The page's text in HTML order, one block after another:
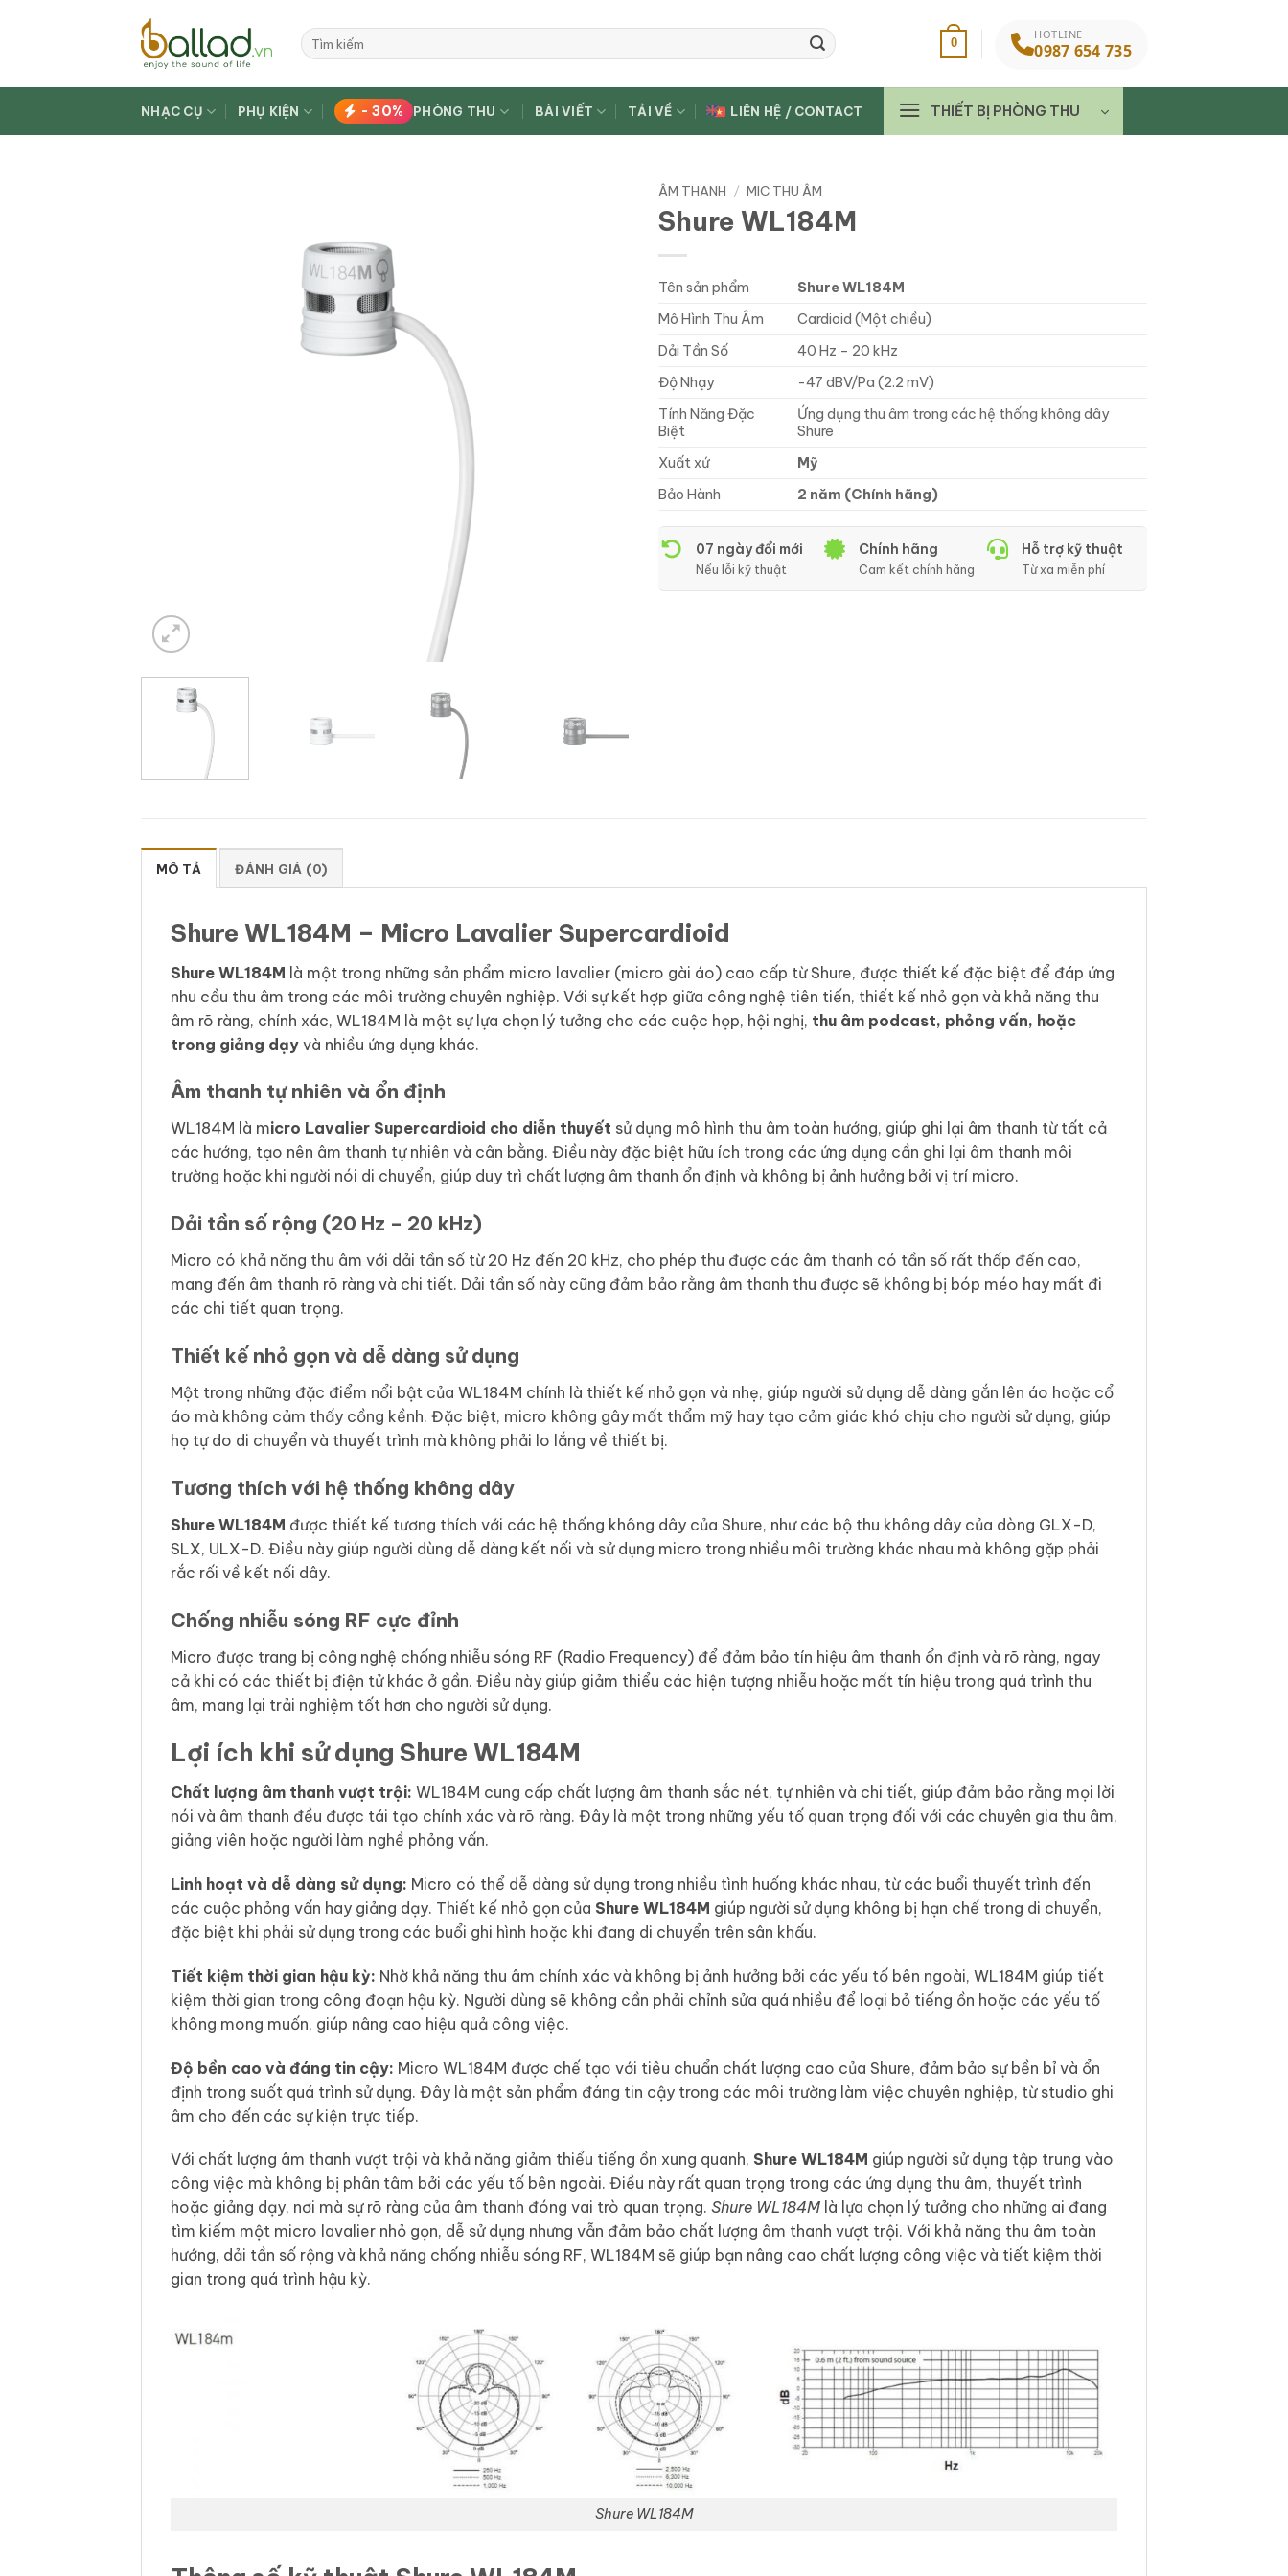
dung
Tìm
kiếm:
0
HOTLINE
0987 654 735
NHẠC CỤ PHỤ KIỆN - 30% PHÒNG THU BÀI VIẾT TẢI VỀ LIÊN HỆ / CONTACT THIẾT BỊ PHÒNG THU
ÂM THANH / MIC THU ÂM
Shure WL184M
Tên sản phẩm
Shure WL184M
Mô Hình Thu Âm
Cardioid (Một chiều)
Dải Tần Số
40 Hz – 20 kHz
Độ Nhạy
-47 dBV/Pa (2.2 mV)
Tính Năng Đặc
Biệt
Ứng dụng thu âm trong các hệ thống không dây
Shure
Xuất xứ
Mỹ
Bảo Hành
2 năm (Chính hãng)
07 ngày đổi mới
Nếu lỗi kỹ thuật
Chính hãng
Cam kết chính hãng
Hỗ trợ kỹ thuật
Từ xa miễn phí
MÔ TẢ ĐÁNH GIÁ (0)
Shure WL184M – Micro Lavalier Supercardioid
Shure WL184M là một trong những sản phẩm micro lavalier (micro gài áo) cao cấp từ Shure, được thiết kế đặc biệt để đáp ứng
nhu cầu thu âm trong các môi trường chuyên nghiệp. Với sự kết hợp giữa công nghệ tiên tiến, thiết kế nhỏ gọn và khả năng thu
âm rõ ràng, chính xác, WL184M là một sự lựa chọn lý tưởng cho các cuộc họp, hội nghị, thu âm podcast, phỏng vấn, hoặc
trong giảng dạy và nhiều ứng dụng khác.
Âm thanh tự nhiên và ổn định
WL184M là micro Lavalier Supercardioid cho diễn thuyết sử dụng mô hình thu âm toàn hướng, giúp ghi lại âm thanh từ tất cả
các hướng, tạo nên âm thanh tự nhiên và cân bằng. Điều này đặc biệt hữu ích trong các ứng dụng cần ghi lại âm thanh môi
trường hoặc khi người nói di chuyển, giúp duy trì chất lượng âm thanh ổn định và không bị ảnh hưởng bởi vị trí micro.
Dải tần số rộng (20 Hz – 20 kHz)
Micro có khả năng thu âm với dải tần số từ 20 Hz đến 20 kHz, cho phép thu được các âm thanh có tần số rất thấp đến cao,
mang đến âm thanh rõ ràng và chi tiết. Dải tần số này cũng đảm bảo rằng âm thanh thu được sẽ không bị bóp méo hay mất đi
các chi tiết quan trọng.
Thiết kế nhỏ gọn và dễ dàng sử dụng
Một trong những đặc điểm nổi bật của WL184M chính là thiết kế nhỏ gọn và nhẹ, giúp người sử dụng dễ dàng gắn lên áo hoặc cổ
áo mà không cảm thấy cồng kềnh. Đặc biệt, micro không gây mất thẩm mỹ hay tạo cảm giác khó chịu cho người sử dụng, giúp
họ tự do di chuyển và thuyết trình mà không phải lo lắng về thiết bị.
Tương thích với hệ thống không dây
Shure WL184M được thiết kế tương thích với các hệ thống không dây của Shure, như các bộ thu không dây của dòng GLX-D,
SLX, ULX-D. Điều này giúp người dùng dễ dàng kết nối và sử dụng micro trong nhiều môi trường khác nhau mà không gặp phải
rắc rối về kết nối dây.
Chống nhiễu sóng RF cực đỉnh
Micro được trang bị công nghệ chống nhiễu sóng RF (Radio Frequency) để đảm bảo tín hiệu âm thanh ổn định và rõ ràng, ngay
cả khi có các thiết bị điện tử khác ở gần. Điều này giúp giảm thiểu các hiện tượng nhiễu hoặc mất tín hiệu trong quá trình thu
âm, mang lại trải nghiệm tốt hơn cho người sử dụng.
Lợi ích khi sử dụng Shure WL184M
Chất lượng âm thanh vượt trội: WL184M cung cấp chất lượng âm thanh sắc nét, tự nhiên và chi tiết, giúp đảm bảo rằng mọi lời
nói và âm thanh đều được tái tạo chính xác và rõ ràng. Đây là một trong những yếu tố quan trọng đối với các chuyên gia thu âm,
giảng viên hoặc người làm nghề phỏng vấn.
Linh hoạt và dễ dàng sử dụng: Micro có thể dễ dàng sử dụng trong nhiều tình huống khác nhau, từ các buổi thuyết trình đến
các cuộc phỏng vấn hay giảng dạy. Thiết kế nhỏ gọn của Shure WL184M giúp người sử dụng không bị hạn chế trong di chuyển,
đặc biệt khi phải sử dụng trong các buổi ghi hình hoặc khi đang di chuyển trên sân khấu.
Tiết kiệm thời gian hậu kỳ: Nhờ khả năng thu âm chính xác và không bị ảnh hưởng bởi các yếu tố bên ngoài, WL184M giúp tiết
kiệm thời gian trong công đoạn hậu kỳ. Người dùng sẽ không cần phải chỉnh sửa quá nhiều để loại bỏ tiếng ồn hoặc các yếu tố
không mong muốn, giúp nâng cao hiệu quả công việc.
Độ bền cao và đáng tin cậy: Micro WL184M được chế tạo với tiêu chuẩn chất lượng cao của Shure, đảm bảo sự bền bỉ và ổn
định trong suốt quá trình sử dụng. Đây là một sản phẩm đáng tin cậy trong các môi trường làm việc chuyên nghiệp, từ studio ghi
âm cho đến các sự kiện trực tiếp.
Với chất lượng âm thanh vượt trội và khả năng giảm thiểu tiếng ồn xung quanh, Shure WL184M giúp người sử dụng tập trung vào
công việc mà không bị phân tâm bởi các yếu tố bên ngoài. Điều này rất quan trọng trong các ứng dụng thu âm, thuyết trình
hoặc giảng dạy, nơi mà sự rõ ràng của âm thanh đóng vai trò quan trọng. Shure WL184M là lựa chọn lý tưởng cho những ai đang
tìm kiếm một micro lavalier nhỏ gọn, dễ sử dụng nhưng vẫn đảm bảo chất lượng âm thanh vượt trội. Với khả năng thu âm toàn
hướng, dải tần số rộng và khả năng chống nhiễu sóng RF, WL184M sẽ giúp bạn nâng cao chất lượng công việc và tiết kiệm thời
gian trong quá trình hậu kỳ.
Shure WL184M